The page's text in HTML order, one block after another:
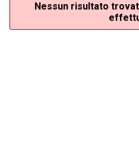
Nessun risultato